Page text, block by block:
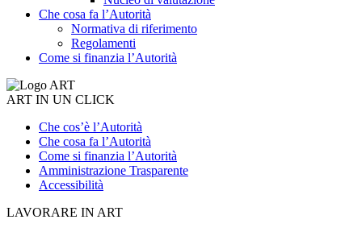
Che cosa fa l’Autorità
Normativa di riferimento
Regolamenti
Come si finanzia l’Autorità
ART IN UN CLICK
Che cos’è l’Autorità
Che cosa fa l’Autorità
Come si finanzia l’Autorità
Amministrazione Trasparente
Accessibilità
LAVORARE IN ART